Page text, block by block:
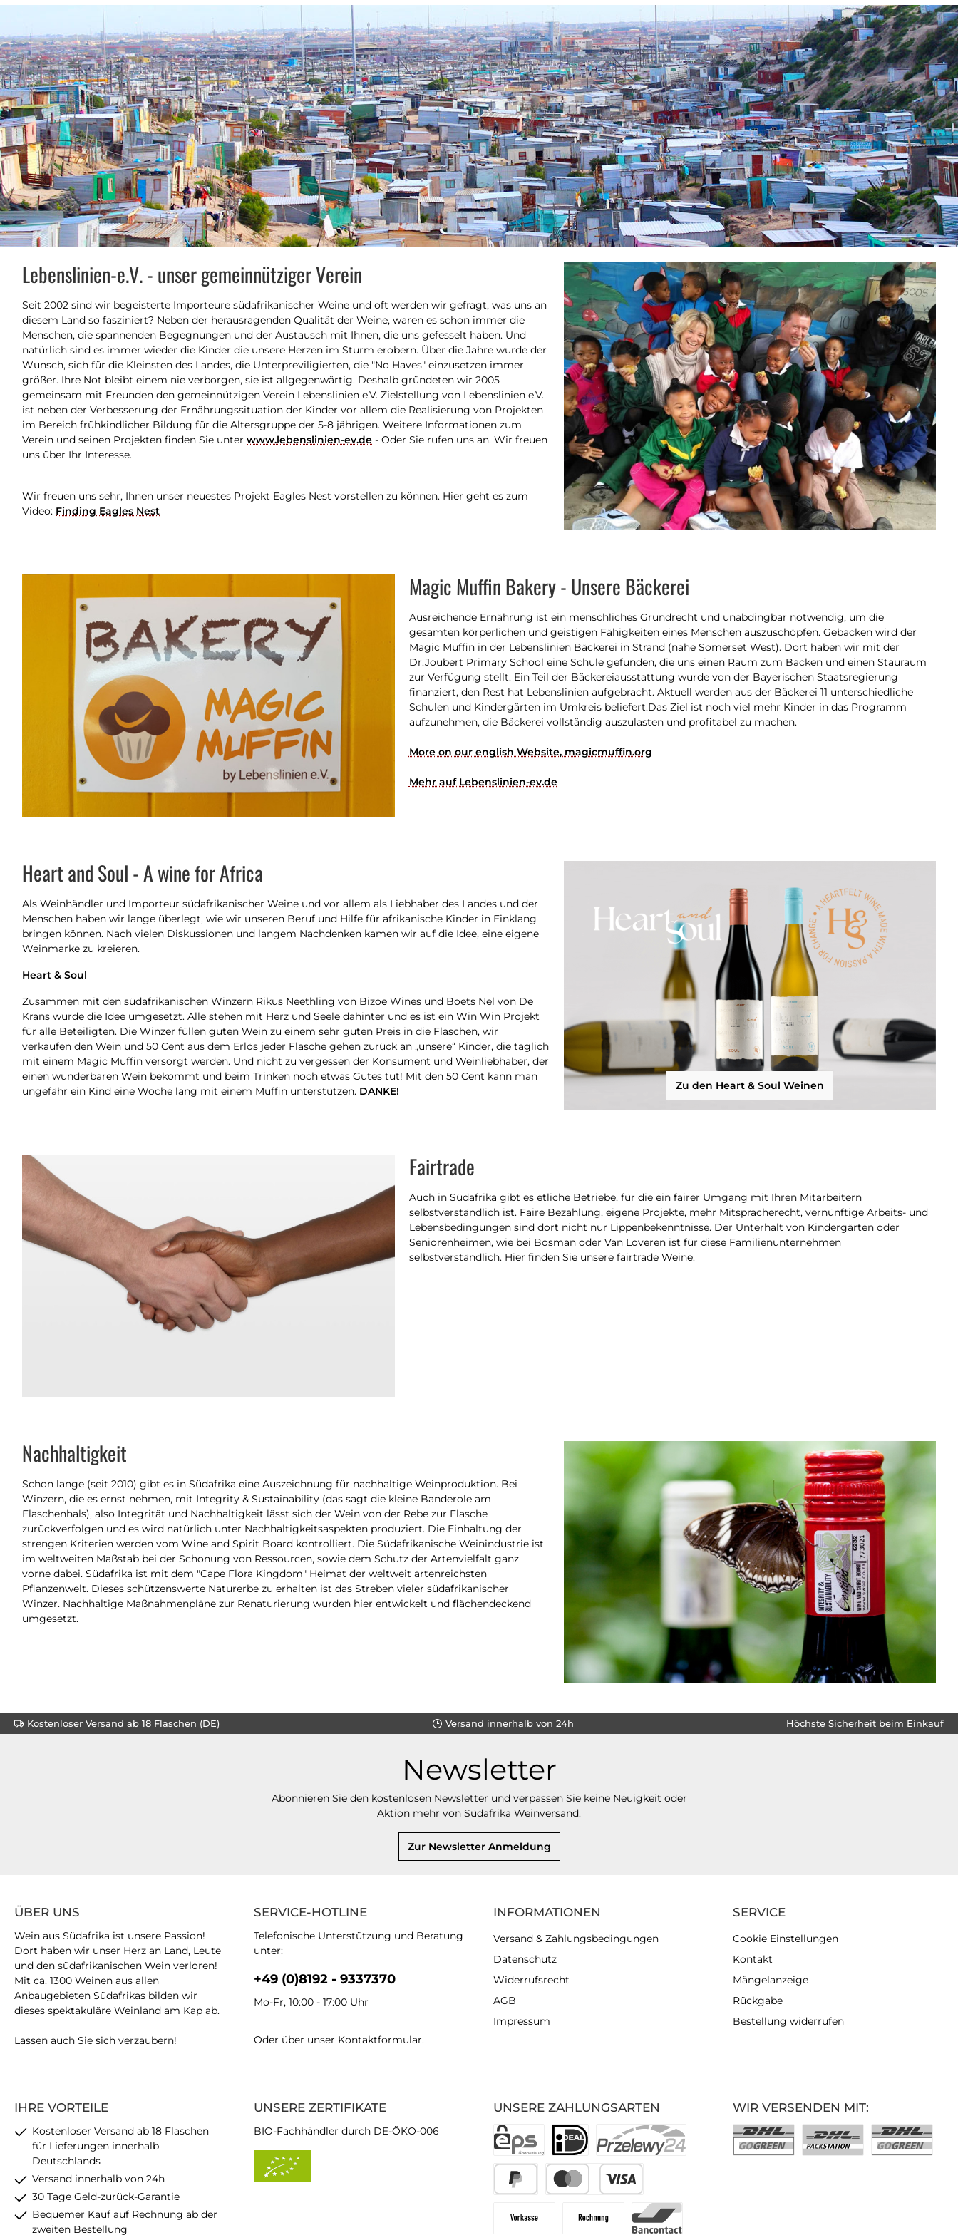
Lebenslinien-e.V. - unser gemeinnütziger Verein
Seit 2002 sind wir begeisterte Importeure südafrikanischer Weine und oft werden wir gefragt, was uns an
diesem Land so fasziniert? Neben der herausragenden Qualität der Weine, waren es schon immer die
Menschen, die spannenden Begegnungen und der Austausch mit Ihnen, die uns gefesselt haben. Und
natürlich sind es immer wieder die Kinder die unsere Herzen im Sturm erobern. Über die Jahre wurde der
Wunsch, sich für die Kleinsten des Landes, die Unterpreviligierten, die "No Haves" einzusetzen immer
größer. Ihre Not bleibt einem nie verborgen, sie ist allgegenwärtig. Deshalb gründeten wir 2005
gemeinsam mit Freunden den gemeinnützigen Verein Lebenslinien e.V. Zielstellung von Lebenslinien e.V.
ist neben der Verbesserung der Ernährungssituation der Kinder vor allem die Realisierung von Projekten
im Bereich frühkindlicher Bildung für die Altersgruppe der 5-8 jährigen. Weitere Informationen zum
Verein und seinen Projekten finden Sie unter www.lebenslinien-ev.de - Oder Sie rufen uns an. Wir freuen
uns über Ihr Interesse.
Wir freuen uns sehr, Ihnen unser neuestes Projekt Eagles Nest vorstellen zu können. Hier geht es zum
Video: Finding Eagles Nest
Magic Muffin Bakery - Unsere Bäckerei
Ausreichende Ernährung ist ein menschliches Grundrecht und unabdingbar notwendig, um die
gesamten körperlichen und geistigen Fähigkeiten eines Menschen auszuschöpfen. Gebacken wird der
Magic Muffin in der Lebenslinien Bäckerei in Strand (nahe Somerset West). Dort haben wir mit der
Dr.Joubert Primary School eine Schule gefunden, die uns einen Raum zum Backen und einen Stauraum
zur Verfügung stellt. Ein Teil der Bäckereiausstattung wurde von der Bayerischen Staatsregierung
finanziert, den Rest hat Lebenslinien aufgebracht. Aktuell werden aus der Bäckerei 11 unterschiedliche
Schulen und Kindergärten im Umkreis beliefert.Das Ziel ist noch viel mehr Kinder in das Programm
aufzunehmen, die Bäckerei vollständig auszulasten und profitabel zu machen.
More on our english Website, magicmuffin.org
Mehr auf Lebenslinien-ev.de
Heart and Soul - A wine for Africa
Als Weinhändler und Importeur südafrikanischer Weine und vor allem als Liebhaber des Landes und der
Menschen haben wir lange überlegt, wie wir unseren Beruf und Hilfe für afrikanische Kinder in Einklang
bringen können. Nach vielen Diskussionen und langem Nachdenken kamen wir auf die Idee, eine eigene
Weinmarke zu kreieren.
Heart & Soul
Zusammen mit den südafrikanischen Winzern Rikus Neethling von Bizoe Wines und Boets Nel von De
Krans wurde die Idee umgesetzt. Alle stehen mit Herz und Seele dahinter und es ist ein Win Win Projekt
für alle Beteiligten. Die Winzer füllen guten Wein zu einem sehr guten Preis in die Flaschen, wir
verkaufen den Wein und 50 Cent aus dem Erlös jeder Flasche gehen zurück an „unsere“ Kinder, die täglich
mit einem Magic Muffin versorgt werden. Und nicht zu vergessen der Konsument und Weinliebhaber, der
einen wunderbaren Wein bekommt und beim Trinken noch etwas Gutes tut! Mit den 50 Cent kann man
ungefähr ein Kind eine Woche lang mit einem Muffin unterstützen. DANKE! Zu den Heart & Soul Weinen
Fairtrade
Auch in Südafrika gibt es etliche Betriebe, für die ein fairer Umgang mit Ihren Mitarbeitern
selbstverständlich ist. Faire Bezahlung, eigene Projekte, mehr Mitspracherecht, vernünftige Arbeits- und
Lebensbedingungen sind dort nicht nur Lippenbekenntnisse. Der Unterhalt von Kindergärten oder
Seniorenheimen, wie bei Bosman oder Van Loveren ist für diese Familienunternehmen
selbstverständlich. Hier finden Sie unsere fairtrade Weine.
Nachhaltigkeit
Schon lange (seit 2010) gibt es in Südafrika eine Auszeichnung für nachhaltige Weinproduktion. Bei
Winzern, die es ernst nehmen, mit Integrity & Sustainability (das sagt die kleine Banderole am
Flaschenhals), also Integrität und Nachhaltigkeit lässt sich der Wein von der Rebe zur Flasche
zurückverfolgen und es wird natürlich unter Nachhaltigkeitsaspekten produziert. Die Einhaltung der
strengen Kriterien werden vom Wine and Spirit Board kontrolliert. Die Südafrikanische Weinindustrie ist
im weltweiten Maßstab bei der Schonung von Ressourcen, sowie dem Schutz der Artenvielfalt ganz
vorne dabei. Südafrika ist mit dem "Cape Flora Kingdom" Heimat der weltweit artenreichsten
Pflanzenwelt. Dieses schützenswerte Naturerbe zu erhalten ist das Streben vieler südafrikanischer
Winzer. Nachhaltige Maßnahmenpläne zur Renaturierung wurden hier entwickelt und flächendeckend
umgesetzt.
Kostenloser Versand ab 18 Flaschen (DE) Versand innerhalb von 24h Höchste Sicherheit beim Einkauf
Newsletter
Abonnieren Sie den kostenlosen Newsletter und verpassen Sie keine Neuigkeit oder
Aktion mehr von Südafrika Weinversand.
Zur Newsletter Anmeldung
SERVICE-HOTLINE
Telefonische Unterstützung und Beratung
unter:
+49 (0)8192 - 9337370
Mo-Fr, 10:00 - 17:00 Uhr
Oder über unser Kontaktformular.
IHRE VORTEILE
Kostenloser Versand ab 18 Flaschen
für Lieferungen innerhalb
Deutschlands
Versand innerhalb von 24h
30 Tage Geld-zurück-Garantie
Bequemer Kauf auf Rechnung ab der
zweiten Bestellung
UNSERE ZAHLUNGSARTEN
ÜBER UNS
Wein aus Südafrika ist unsere Passion!
Dort haben wir unser Herz an Land, Leute
und den südafrikanischen Wein verloren!
Mit ca. 1300 Weinen aus allen
Anbaugebieten Südafrikas bilden wir
dieses spektakuläre Weinland am Kap ab.
Lassen auch Sie sich verzaubern!
UNSERE ZERTIFIKATE
BIO-Fachhändler durch DE-ÖKO-006
INFORMATIONEN
Versand & Zahlungsbedingungen
Datenschutz
Widerrufsrecht
AGB
Impressum
SERVICE
Cookie Einstellungen
Kontakt
Mängelanzeige
Rückgabe
Bestellung widerrufen
WIR VERSENDEN MIT: